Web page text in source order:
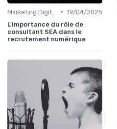
• 19/04/2025
L'importance du rôle de
consultant SEA dans le
recrutement numérique